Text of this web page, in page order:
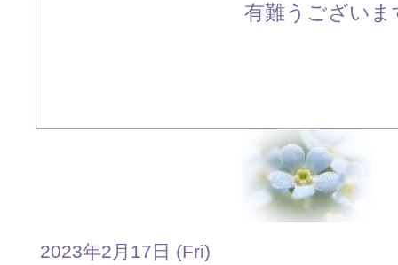
有難うございま
2023年2月17日 (Fri)